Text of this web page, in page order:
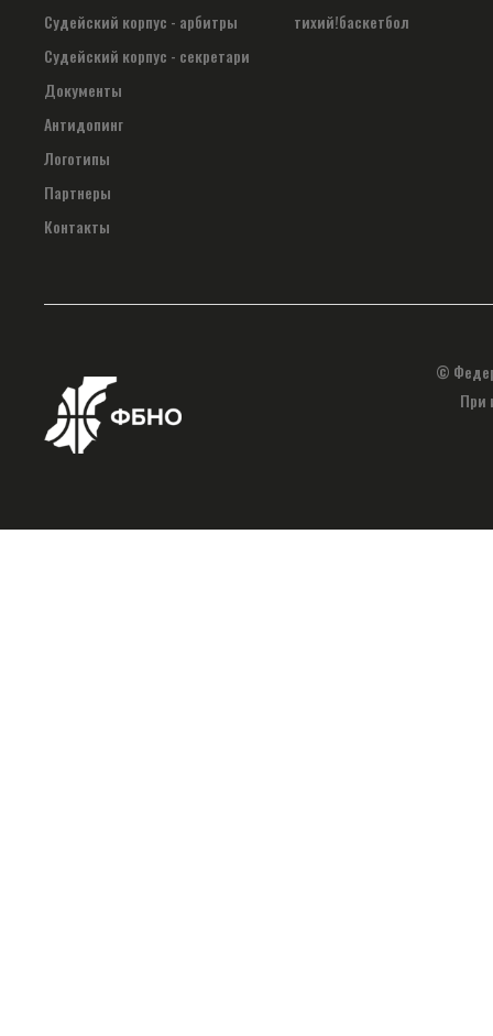
Судейский корпус - арбитры
Судейский корпус - секретари
Документы
Антидопинг
Логотипы
Партнеры
Контакты
тихий!баскетбол
©
При